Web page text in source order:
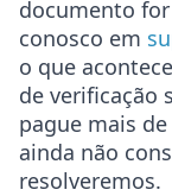
documento
conosco em
o que
de verificação
pague mais
ainda não
resolveremos.